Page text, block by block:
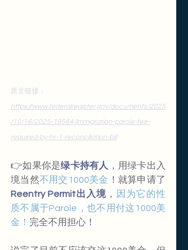
原文链接：
https://www.federalregister.gov/documents/2025
/10/16/2025-19564/immigration-parole-fee-
required-by-hr-1-reconciliation-bill
👉如果你是绿卡持有人
，用绿卡出入
境当然不用交1000美金 ！就算申请了
Reentry Permit出入境 ，
因为它的性
质不属于Parole，也不用付这1000美
金！ 完全不用担心！